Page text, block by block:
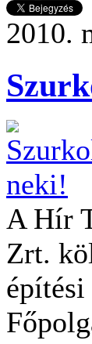
2010.
A Hír
Zrt.